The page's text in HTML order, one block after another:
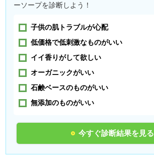
ーソープを診断しよう！
子供の肌トラブルが心配
低価格で低刺激なものがいい
イイ香りがして欲しい
オーガニックがいい
石鹸ベースのものがいい
無添加のものがいい
今すぐ診断結果を見る